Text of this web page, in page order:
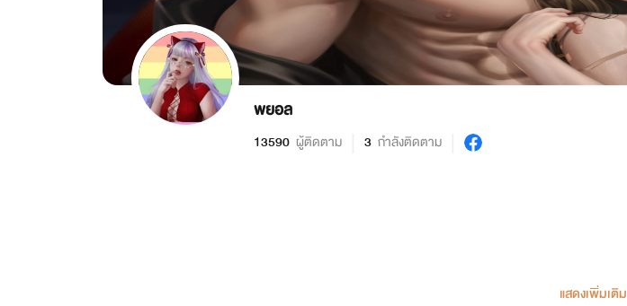
พยอล
13590 ผู้ติดตาม 3 กำลังติดตาม
แสดงเพิ่มเติม